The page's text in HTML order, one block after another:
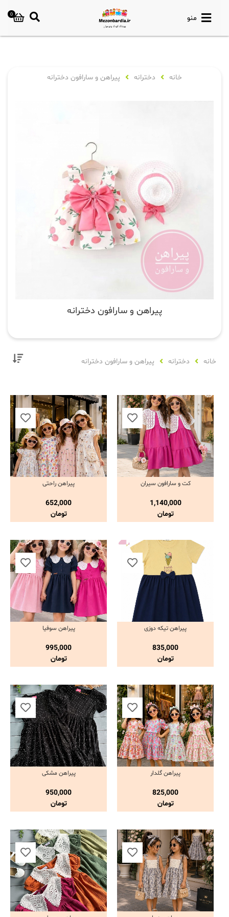
منو 0
خانه دخترانه پیراهن و سارافون دخترانه
پیراهن و سارافون دخترانه
خانه دخترانه پیراهن و سارافون دخترانه
مشاهده و خرید
کت و سارافون سیران
1,140,000
تومان
مشاهده و خرید
پیراهن راحتی
652,000
تومان
مشاهده و خرید
پیراهن تیکه دوزی
835,000
تومان
مشاهده و خرید
پیراهن سوفیا
995,000
تومان
مشاهده و خرید
پیراهن گلدار
825,000
تومان
مشاهده و خرید
پیراهن مشکی
950,000
تومان